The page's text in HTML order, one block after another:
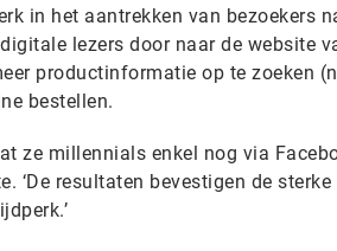
in het aantrekken van bezoekers
lezers door naar de website
productinformatie op te zoeken
bestellen.
ze millennials enkel nog via
‘De resultaten bevestigen de